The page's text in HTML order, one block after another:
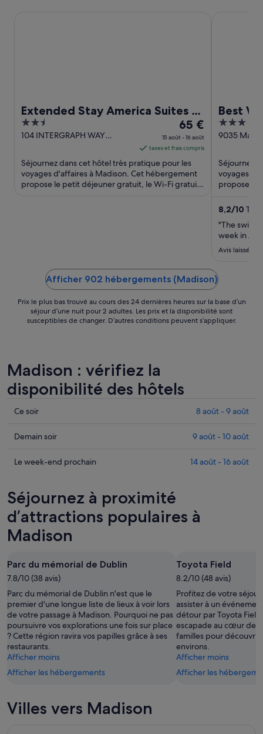
Extended Stay America Suites -
Huntsville - Madison
2.5
out
5
104 INTERGRAPH WAY
Le
prix
est
de 65 €
par
nuit
65 €
15 août - 16 août
taxes et frais compris
Séjournez dans cet hôtel très pratique pour les
voyages d'affaires à Madison. Cet hébergement
propose le petit déjeuner gratuit, le Wi-Fi gratuit
Best
3
out
5
9035
Séjournez
voyages
propose le
8,2/10
"The
week in
Avis laissé le
Afficher 902 hébergements (Madison)
Prix le plus bas trouvé au cours des 24 dernières heures sur la base d’un
séjour d’une nuit pour 2 adultes. Les prix et la disponibilité sont
susceptibles de changer. D’autres conditions peuvent s’appliquer.
Madison : vérifiez la
disponibilité des hôtels
Consulter
prix
Madison
nuit,
8
août
-
août
Ce soir 8 août - 9 août
Consulter
prix
pour
demain
soir,
9
-
10
août
Demain soir 9 août - 10 août
Consulter
à
Madison
pour
le
end
prochain,
14
août
-
16
août
Le week-end prochain 14 août - 16 août
Séjournez à proximité
d’attractions populaires à
Madison
Parc du mémorial de Dublin
7.8/10 (38 avis)
Parc du mémorial de Dublin n'est que le
premier d'une longue liste de lieux à voir lors
de votre passage à Madison. Pourquoi ne pas
poursuivre vos explorations une fois sur place
? Cette région ravira vos papilles grâce à ses
restaurants.
Afficher moins
Afficher les hébergements
Toyota Field
8.2/10 (48 avis)
Profitez de votre
assister à un
détour par Toyota
escapade au cœur de
familles pour découvrir
environs.
Afficher moins
Afficher les
Villes vers Madison